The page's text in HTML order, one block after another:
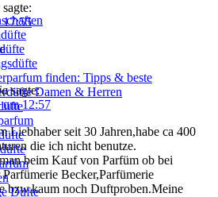
finden: Tipps & beste
Damen & Herren
Düfte
sagte:
17:55
sagte:
12:57
Liebhaber seit 30 Jahren,habe ca 400
die ich nicht benutze.
beim Kauf von Parfüm ob bei
Becker,Parfümerie
bzw.kaum noch Duftproben.Meine